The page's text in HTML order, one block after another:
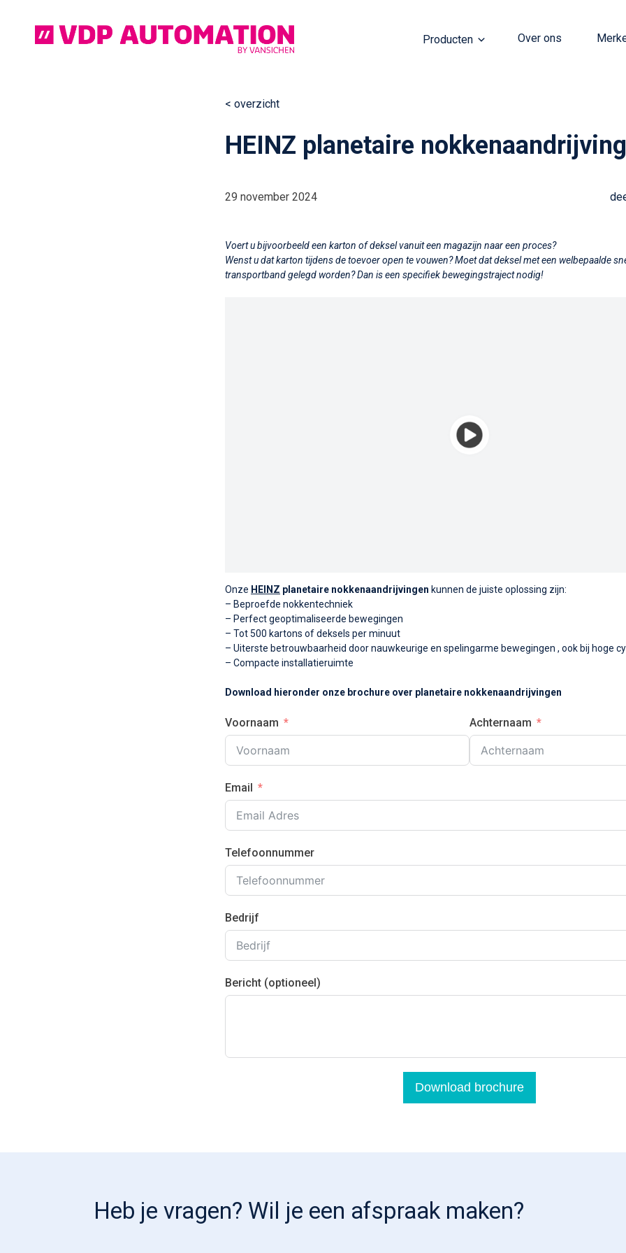
Producten Over ons
< overzicht
HEINZ planetaire
29 november 2024
Voert u bijvoorbeeld een karton of deksel vanuit een magazijn naar een proces?
Wenst u dat karton tijdens de toevoer open te vouwen? Moet dat deksel met een welbepaalde
transportband gelegd worden?Dan is een specifiek bewegingstraject nodig!
Onze HEINZ planetaire nokkenaandrijvingen kunnen de juiste oplossing zijn:
– Beproefde nokkentechniek
– Perfect geoptimaliseerde bewegingen
– Tot 500 kartons of deksels per minuut
– Uiterste betrouwbaarheid door nauwkeurige en spelingarme bewegingen , ook bij hoge
– Compacte installatieruimte
Download hieronder onze brochure over planetaire nokkenaandrijvingen
Voornaam Achternaam
Email
Telefoonnummer
Bedrijf
Bericht (optioneel)
Download brochure
Heb je vragen? Wil je een afspraak maken?